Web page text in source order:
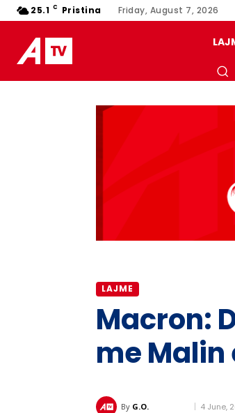
25.1 C Pristina Friday, August 7, 2026
LAJME
Macron:
me Malin
By G.O. 4 June,